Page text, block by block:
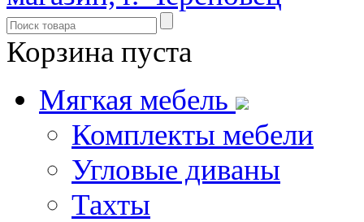
Корзина пуста
Мягкая мебель
Комплекты мебели
Угловые диваны
Тахты